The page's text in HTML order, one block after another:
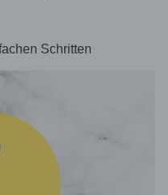
Schritten